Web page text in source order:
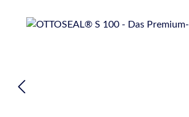
Bildergalerie überspringen